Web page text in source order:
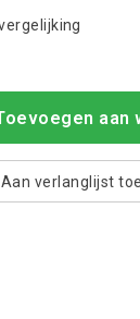
aan
Aan verlanglijst